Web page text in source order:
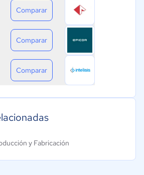
Comparar
Comparar
Comparar
y Fabricación